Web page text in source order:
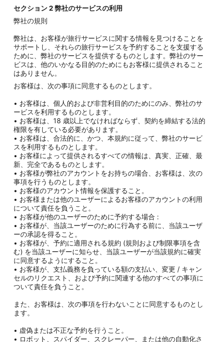
セクション2 弊社のサービスの利用
弊社の規則
弊社は、お客様が旅行サービスに関する情報を見つけることを
サポートし、それらの旅行サービスを予約することを支援する
ために、弊社のサービスを提供するものとします。弊社のサー
ビスは、他のいかなる目的のためにもお客様に提供されること
はありません。
お客様は、次の事項に同意するものとします。
• お客様は、個人的および非営利目的のためにのみ、弊社のサ
ービスを利用するものとします。
• お客様は、18 歳以上でなければならず、契約を締結する法的
権限を有している必要があります。
• お客様は、合法的に、かつ、本規約に従って、弊社のサービ
スを利用するものとします。
• お客様によって提供されるすべての情報は、真実、正確、最
新、完全であるものとします。
• お客様が弊社のアカウントをお持ちの場合、お客様は、次の
事項を行うものとします。
• お客様のアカウント情報を保護すること。
• お客様または他のユーザーによるお客様のアカウントの利用
について責任を負うこと。
• お客様が他のユーザーのために予約する場合 :
• お客様が、当該ユーザーのために行為する前に、当該ユーザ
ーの承認を得ること。
• お客様が、予約に適用される規約 (規則および制限事項を含
む) を当該ユーザーに知らせ、当該ユーザーが当該規約に確実
に同意するようにすること。
• お客様が、支払義務を負っている額の支払い、変更 / キャン
セルのリクエスト、および予約に関連する他のすべての事項に
ついて責任を負うこと。
また、お客様は、次の事項を行わないことに同意するものとし
ます。
• 虚偽または不正な予約を行うこと。
• ロボット、スパイダー、スクレーパー、または他の自動化さ